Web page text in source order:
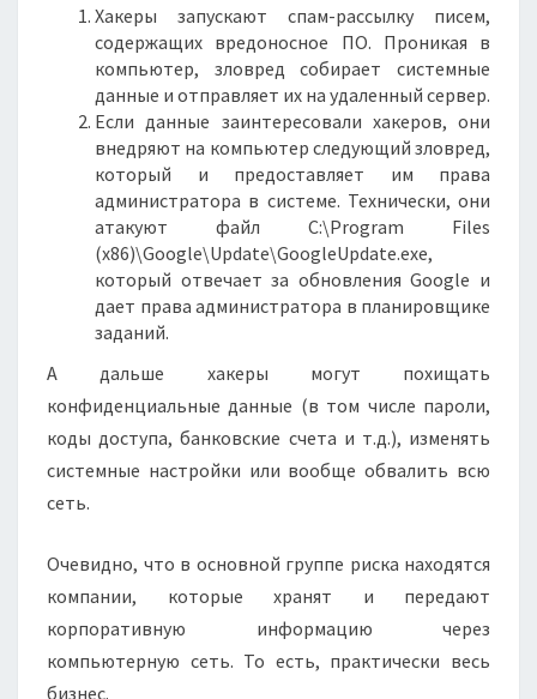
Хакеры запускают спам-рассылку писем,
содержащих вредоносное ПО. Проникая в
компьютер, зловред собирает системные
данные и отправляет их на удаленный сервер.
Если данные заинтересовали хакеров, они
внедряют на компьютер следующий зловред,
который и предоставляет им права
администратора в системе. Технически, они
атакуют файл C:\Program Files
(x86)\Google\Update\GoogleUpdate.exe,
который отвечает за обновления Google и
дает права администратора в планировщике
заданий.
А дальше хакеры могут похищать
конфиденциальные данные (в том числе пароли,
коды доступа, банковские счета и т.д.), изменять
системные настройки или вообще обвалить всю
сеть.
Очевидно, что в основной группе риска находятся
компании, которые хранят и передают
корпоративную информацию через
компьютерную сеть. То есть, практически весь
бизнес.